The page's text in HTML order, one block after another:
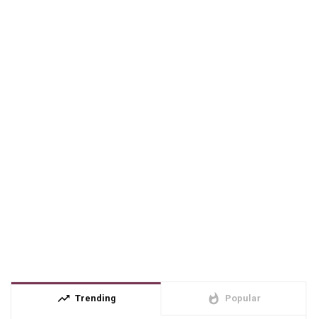
trending_up Trending whatshot Popular